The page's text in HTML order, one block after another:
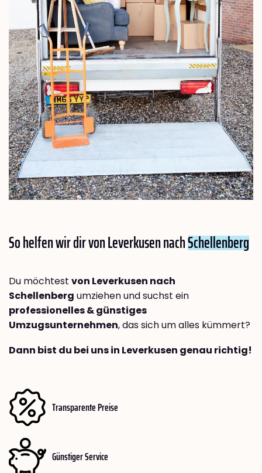
So helfen wir dir von Leverkusen nachSchellenberg
Du möchtest von Leverkusen nach
Schellenberg umziehen und suchst ein
professionelles & günstiges
Umzugsunternehmen, das sich um alles kümmert?
Dann bist du bei uns in Leverkusen genau richtig!
Transparente Preise
Günstiger Service